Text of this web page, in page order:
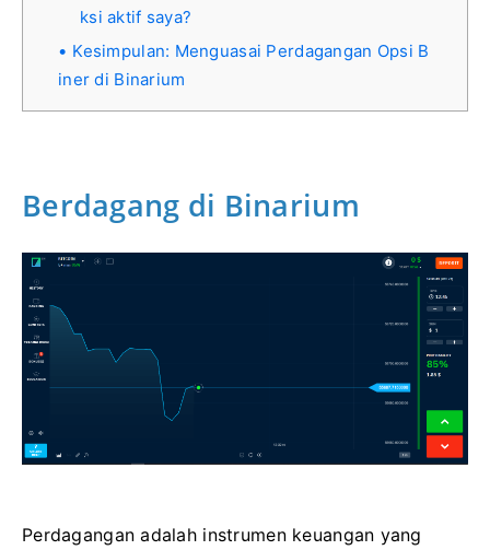
ksi aktif saya?
Kesimpulan: Menguasai Perdagangan Opsi B
iner di Binarium
Berdagang di Binarium
Perdagangan adalah instrumen keuangan yang